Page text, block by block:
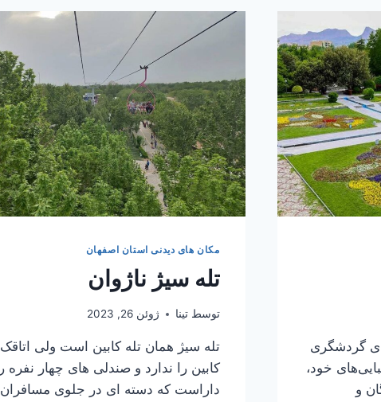
گردشگری
خود،
و
مکان های دیدنی استان اصفهان
تله سیژ ناژوان
توسط تینا ژوئن 26, 2023
تله سیژ همان تله کابین است ولی اتاقک
کابین را ندارد و صندلی های چهار نفره را
داراست که دسته ای در جلوی مسافران